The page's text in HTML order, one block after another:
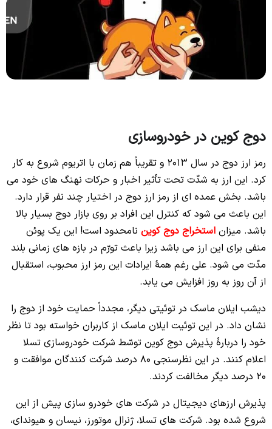
دوج کوین در خودروسازی
رمز ارز دوج در سال 2013 و تقریباً هم زمان با اتریوم شروع به کار
کرد. این ارز به شدّت تحت تأثیر اخبار و حرکات نهنگ های خود می
باشد. بخش عمده ای از رمز ارز دوج در اختیار چند نفر قرار دارد.
این باعث می شود که کنترل این افراد بر روی بازار دوج بسیار بالا
باشد. میزان استخراج دوج کوین نامحدود است! این یک پوئن
منفی برای این ارز می باشد زیرا باعث تورّم در بازه های زمانی بلند
مدّت می شود. علی رغم همۀ ایرادات این رمز ارز محبوب، استقبال
از آن روز به روز افزایش می یابد.
دیشب ایلان ماسک در توئیتی دیگر، مجدداً حمایت خود از دوج را
نشان داد. در این توئیت ایلان ماسک از کاربران خواسته بود تا نظر
خود را دربارۀ پذیرش دوج کوین توسّط شرکت خودروسازی تسلا
اعلام کنند. در این نظرسنجی 80 درصد شرکت کنندگان موافقت و
20 درصد دیگر مخالفت کردند.
پذیرش ارزهای دیجیتال در شرکت های خودرو سازی پیش از این
شروع شده بود. شرکت های تسلا، ژنرال موتورز، نیسان و هیوندای،